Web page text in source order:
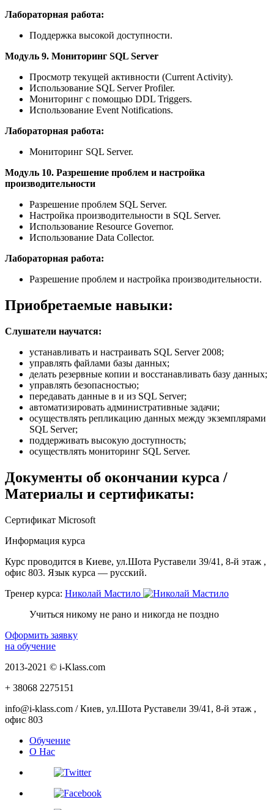
Лабораторная работа:
Поддержка высокой доступности.
Модуль 9. Мониторинг SQL Server
Просмотр текущей активности (Current Activity).
Использование SQL Server Profiler.
Мониторинг с помощью DDL Triggers.
Использование Event Notifications.
Лабораторная работа:
Мониторинг SQL Server.
Модуль 10. Разрешение проблем и настройка
производительности
Разрешение проблем SQL Server.
Настройка производительности в SQL Server.
Использование Resource Governor.
Использование Data Collector.
Лабораторная работа:
Разрешение проблем и настройка производительности.
Приобретаемые навыки:
Слушатели научатся:
устанавливать и настраивать SQL Server 2008;
управлять файлами базы данных;
делать резервные копии и восстанавливать базу данных;
управлять безопасностью;
передавать данные в и из SQL Server;
автоматизировать административные задачи;
осуществлять репликацию данных между экземплярами
SQL Server;
поддерживать высокую доступность;
осуществлять мониторинг SQL Server.
Документы об окончании курса /
Материалы и сертификаты:
Сертификат Microsoft
Информация курса
Курс проводится в Киеве, ул.Шота Руставели 39/41, 8-й этаж ,
офис 803. Язык курса — русский.
Тренер курса: Николай Мастило
Учиться никому не рано и никогда не поздно
Оформить заявку
на обучение
2013-2021 © i-Klass.com
+ 38068 2275151
info@i-klass.com / Киев, ул.Шота Руставели 39/41, 8-й этаж ,
офис 803
Обучение
О Нас